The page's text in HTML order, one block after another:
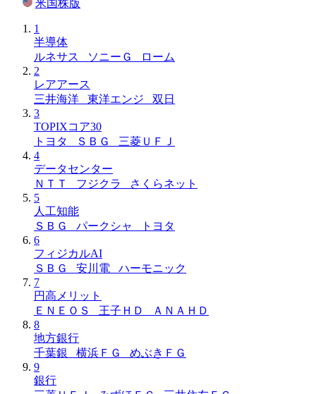
米国株版
1
半導体
ルネサス ソニーＧ ローム
2
レアアース
三井海洋 東洋エンジ 双日
3
TOPIXコア30
トヨタ ＳＢＧ 三菱ＵＦＪ
4
データセンター
ＮＴＴ フジクラ さくらネット
5
人工知能
ＳＢＧ パークシャ トヨタ
6
フィジカルAI
ＳＢＧ 安川電 ハーモニック
7
円高メリット
ＥＮＥＯＳ 王子ＨＤ ＡＮＡＨＤ
8
地方銀行
千葉銀 横浜ＦＧ めぶきＦＧ
9
銀行